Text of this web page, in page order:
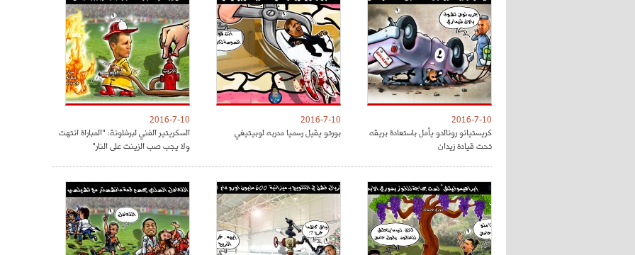
2016-7-10
كريستيانو رونالدو يأمل باستعادة بريقه
تحت قيادة زيدان
2016-7-10
بورتو يقيل رسميا مدربه لوبيتيغي
2016-7-10
السكريتير الفني لبرشلونة: "المباراة انتهت
ولا يجب صب الزينت على النار"